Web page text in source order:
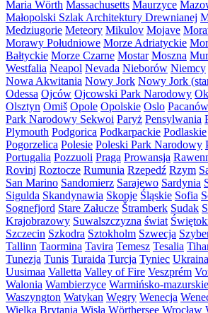
Maria Wörth Massachusetts Maurzyce
Małopolski Szlak Architektury Drewnianej
Medziugorie Meteory Mikulov Mojave
Morawy Południowe Morze Adriatyckie
Bałtyckie Morze Czarne Mostar Moszna
Westfalia Neapol Nevada Nieborów Niemcy
Nowa Akwitania Nowy Jork Nowy Jork
Odessa Ojców Ojcowski Park Narodowy
Olsztyn Omiš Opole Opolskie Oslo Pacanów
Park Narodowy Sekwoi Paryż Pensylwania
Plymouth Podgorica Podkarpackie Podlaskie
Pogorzelica Polesie Poleski Park Narodowy
Portugalia Pozzuoli Praga Prowansja
Rovinj Roztocze Rumunia Rzepedź Rzym
San Marino Sandomierz Sarajewo Sardynia
Sigulda Skandynawia Skopje Śląskie Sofia
Sognefjord Stare Załucze Štramberk Sudak
Krajobrazowy Suwalszczyzna świat
Szczecin Szkodra Sztokholm Szwecja
Tallinn Taormina Tavira Temesz Tesalia
Tunezja Tunis Turaida Turcja Tyniec Ukraina
Uusimaa Valletta Valley of Fire Veszprém
Walonia Wambierzyce Warmińsko-mazurskie
Waszyngton Watykan Węgry Wenecja
Wielka Brytania Wisła Wörthersee Wrocław